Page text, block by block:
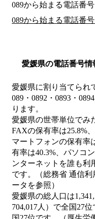
089から始まる電話番
089から始まる電話番
愛媛県の電話番号情
愛媛県に割り当てられ
089・0892・0893・
ります。
愛媛県の世帯単位でみ
FAXの保有率は25.8%
マートフォンの保有率
有率は40.3%、パソコ
ンターネットを誰も利
です。（総務省 通信
ータを参照）
愛媛県の総人口は
704,017人）で全国27